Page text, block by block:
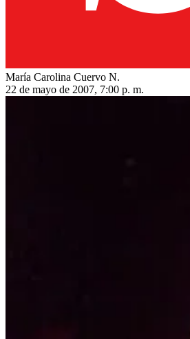
María Carolina Cuervo N.
22 de mayo de 2007, 7:00 p. m.